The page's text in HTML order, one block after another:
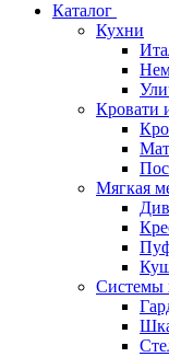
Каталог
Кухни
Кровати
Мягкая
Системы